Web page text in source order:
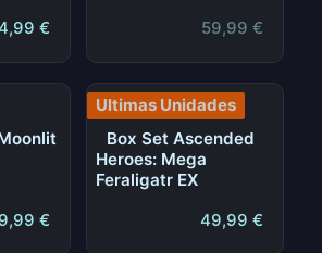
€
59,99 €
€
Ultimas Unidades
Box Set Ascended
Heroes: Mega
Feraligatr EX
49,99 €